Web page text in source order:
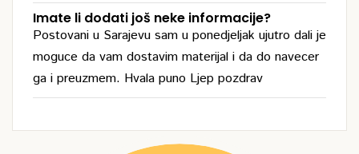
Imate li dodati još neke informacije?
Postovani u Sarajevu sam u ponedjeljak ujutro dali je
moguce da vam dostavim materijal i da do navecer
ga i preuzmem. Hvala puno Ljep pozdrav